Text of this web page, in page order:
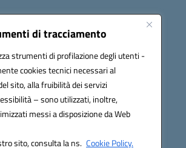
di tracciamento
strumenti di profilazione degli utenti -
cookies tecnici necessari al
sito, alla fruibilità dei servizi
– sono utilizzati, inoltre,
messi a disposizione da Web
sito, consulta la ns. Cookie Policy.